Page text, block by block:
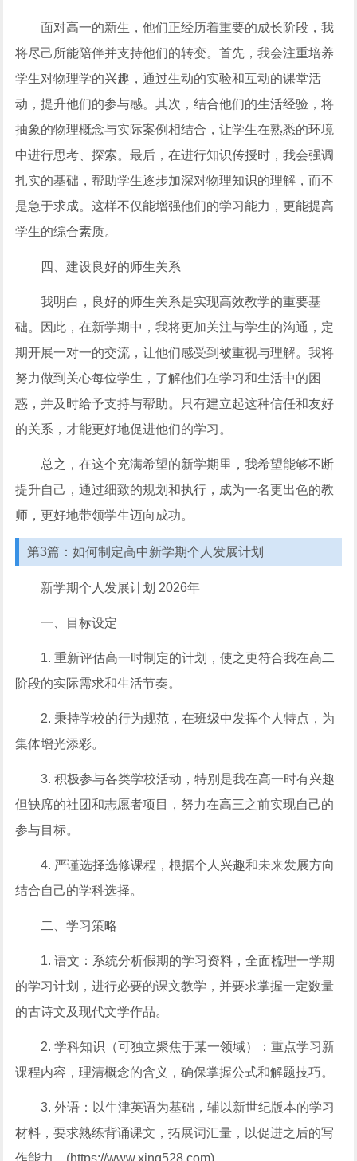
面对高一的新生，他们正经历着重要的成长阶段，我
将尽己所能陪伴并支持他们的转变。首先，我会注重培养
学生对物理学的兴趣，通过生动的实验和互动的课堂活
动，提升他们的参与感。其次，结合他们的生活经验，将
抽象的物理概念与实际案例相结合，让学生在熟悉的环境
中进行思考、探索。最后，在进行知识传授时，我会强调
扎实的基础，帮助学生逐步加深对物理知识的理解，而不
是急于求成。这样不仅能增强他们的学习能力，更能提高
学生的综合素质。
四、建设良好的师生关系
我明白，良好的师生关系是实现高效教学的重要基
础。因此，在新学期中，我将更加关注与学生的沟通，定
期开展一对一的交流，让他们感受到被重视与理解。我将
努力做到关心每位学生，了解他们在学习和生活中的困
惑，并及时给予支持与帮助。只有建立起这种信任和友好
的关系，才能更好地促进他们的学习。
总之，在这个充满希望的新学期里，我希望能够不断
提升自己，通过细致的规划和执行，成为一名更出色的教
师，更好地带领学生迈向成功。
第3篇：如何制定高中新学期个人发展计划
新学期个人发展计划 2026年
一、目标设定
1. 重新评估高一时制定的计划，使之更符合我在高二
阶段的实际需求和生活节奏。
2. 秉持学校的行为规范，在班级中发挥个人特点，为
集体增光添彩。
3. 积极参与各类学校活动，特别是我在高一时有兴趣
但缺席的社团和志愿者项目，努力在高三之前实现自己的
参与目标。
4. 严谨选择选修课程，根据个人兴趣和未来发展方向
结合自己的学科选择。
二、学习策略
1. 语文：系统分析假期的学习资料，全面梳理一学期
的学习计划，进行必要的课文教学，并要求掌握一定数量
的古诗文及现代文学作品。
2. 学科知识（可独立聚焦于某一领域）：重点学习新
课程内容，理清概念的含义，确保掌握公式和解题技巧。
3. 外语：以牛津英语为基础，辅以新世纪版本的学习
材料，要求熟练背诵课文，拓展词汇量，以促进之后的写
作能力。(https://www.xing528.com)